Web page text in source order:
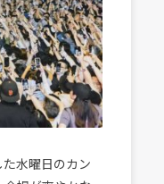
水曜日のカン